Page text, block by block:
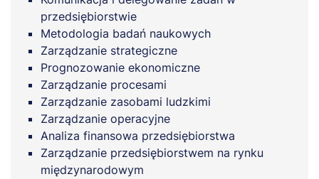
przedsiębiorstwie
Metodologia badań naukowych
Zarządzanie strategiczne
Prognozowanie ekonomiczne
Zarządzanie procesami
Zarządzanie zasobami ludzkimi
Zarządzanie operacyjne
Analiza finansowa przedsiębiorstwa
Zarządzanie przedsiębiorstwem na rynku
międzynarodowym